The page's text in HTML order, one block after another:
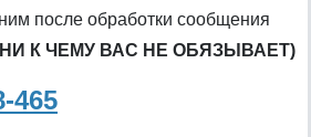
после обработки сообщения
К ЧЕМУ ВАС НЕ ОБЯЗЫВАЕТ)
465